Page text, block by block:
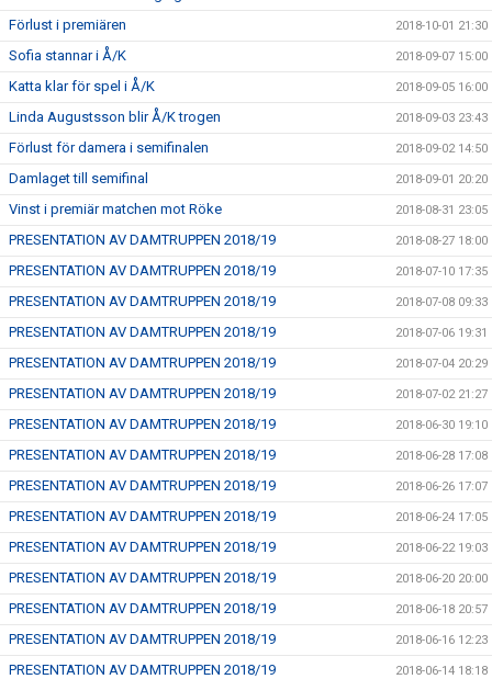
Förlust i premiären 2018-10-01 21:30
Sofia stannar i Å/K 2018-09-07 15:00
Katta klar för spel i Å/K 2018-09-05 16:00
Linda Augustsson blir Å/K trogen 2018-09-03 23:43
Förlust för damera i semifinalen 2018-09-02 14:50
Damlaget till semifinal 2018-09-01 20:20
Vinst i premiär matchen mot Röke 2018-08-31 23:05
PRESENTATION AV DAMTRUPPEN 2018/19 2018-08-27 18:00
PRESENTATION AV DAMTRUPPEN 2018/19 2018-07-10 17:35
PRESENTATION AV DAMTRUPPEN 2018/19 2018-07-08 09:33
PRESENTATION AV DAMTRUPPEN 2018/19 2018-07-06 19:31
PRESENTATION AV DAMTRUPPEN 2018/19 2018-07-04 20:29
PRESENTATION AV DAMTRUPPEN 2018/19 2018-07-02 21:27
PRESENTATION AV DAMTRUPPEN 2018/19 2018-06-30 19:10
PRESENTATION AV DAMTRUPPEN 2018/19 2018-06-28 17:08
PRESENTATION AV DAMTRUPPEN 2018/19 2018-06-26 17:07
PRESENTATION AV DAMTRUPPEN 2018/19 2018-06-24 17:05
PRESENTATION AV DAMTRUPPEN 2018/19 2018-06-22 19:03
PRESENTATION AV DAMTRUPPEN 2018/19 2018-06-20 20:00
PRESENTATION AV DAMTRUPPEN 2018/19 2018-06-18 20:57
PRESENTATION AV DAMTRUPPEN 2018/19 2018-06-16 12:23
PRESENTATION AV DAMTRUPPEN 2018/19 2018-06-14 18:18